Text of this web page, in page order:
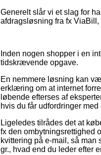
Generelt slår vi et slag for
afdragsløsning fra fx
Inden nogen shopper i en
tidskrævende opgave.
En nemmere løsning kan
erklæring om at internet
løbende efterses af
hvis du får udfordringer
Ligeledes tilrådes det at
fx den ombytningsrettighed
kvittering på e-mail, så
gr., hvad end du leder efter